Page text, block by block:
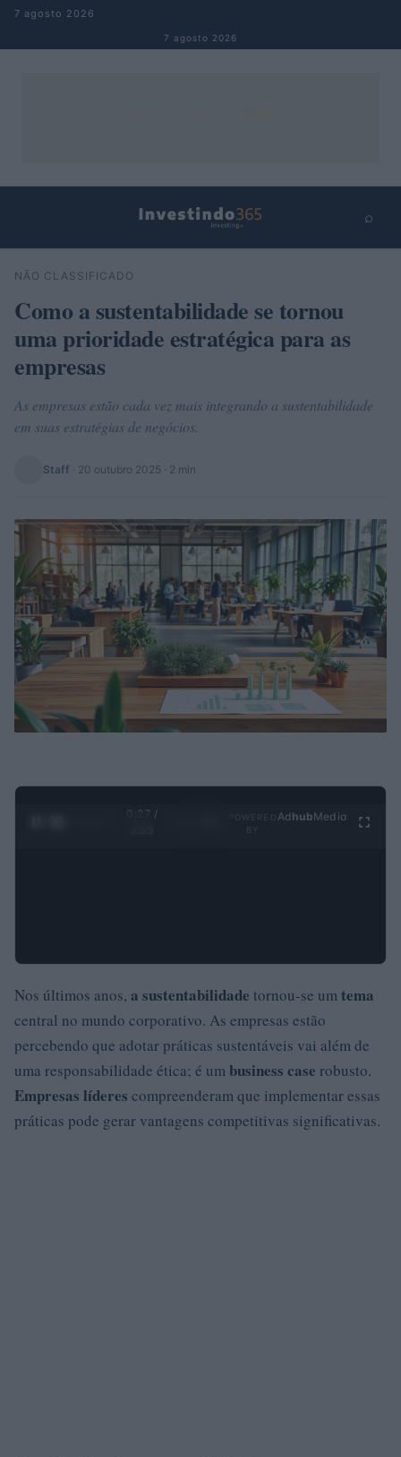
Pular para o conteúdo
7 agosto 2026
7 agosto 2026
⌕
Buscar
NÃO CLASSIFICADO
Como a sustentabilidade se tornou
uma prioridade estratégica para as
empresas
As empresas estão cada vez mais integrando a sustentabilidade
em suas estratégias de negócios.
Staff · 20 outubro 2025 · 2 min
0:28 /
Ad hubMedia
Nos últimos anos, a sustentabilidade tornou-se umtema
central no mundo corporativo. As empresas estão
percebendo que adotar práticas sustentáveis vai além de
uma responsabilidade ética; é umbusiness case robusto.
Empresas líderes compreenderam que implementar essas
práticas pode gerar vantagens competitivas significativas.